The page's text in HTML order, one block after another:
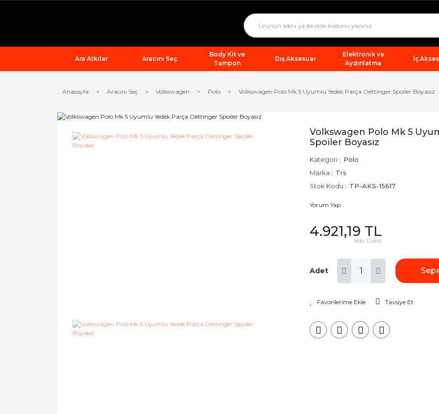
Ara Atkılar Aracını Seç
Body Kit ve
Tampon
Dış Aksesuar
Elektronik ve
Aydınlatma
İç
Anasayfa Aracını Seç Volkswagen Polo Volkswagen Polo Mk 5 Uyumlu Yedek Parça Oettinger Spoiler Boyasız
Volkswagen Polo Mk 5
Spoiler Boyasız
Kategori
Polo
Marka
Trs
Stok Kodu
TP-AKS-15617
Yorum Yap
4.921,19 TL
Kdv Dahil
Adet
Tavsiye Et